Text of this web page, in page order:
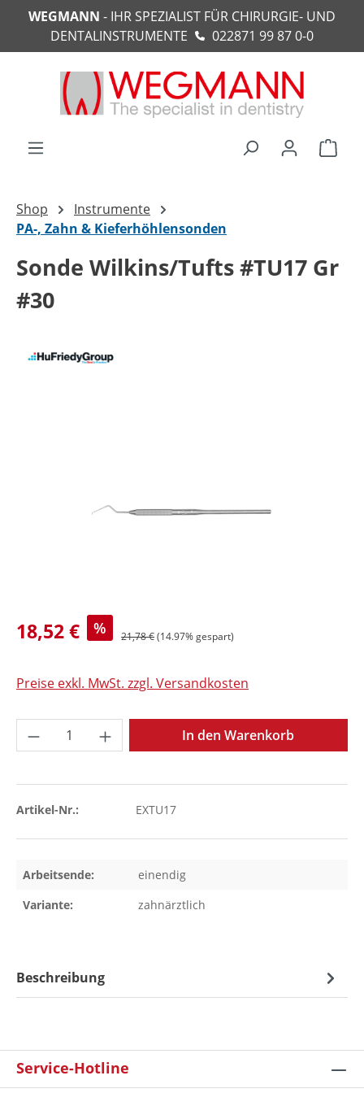
springen
WEGMANN - IHR SPEZIALIST FÜR CHIRURGIE- UND
DENTALINSTRUMENTE
022871 99 87 0-0
Shop
Instrumente
PA-, Zahn & Kieferhöhlensonden
Sonde Wilkins/Tufts #TU17 Gr
#30
18,52 € % 21,78 €(14.97% gespart)
Preise exkl. MwSt. zzgl. Versandkosten
Produkt Anzahl: Gib den gewünschten
In den Warenkorb
Artikel-Nr.: EXTU17
Arbeitsende:
einendig
Variante:
zahnärztlich
Beschreibung
Service-Hotline